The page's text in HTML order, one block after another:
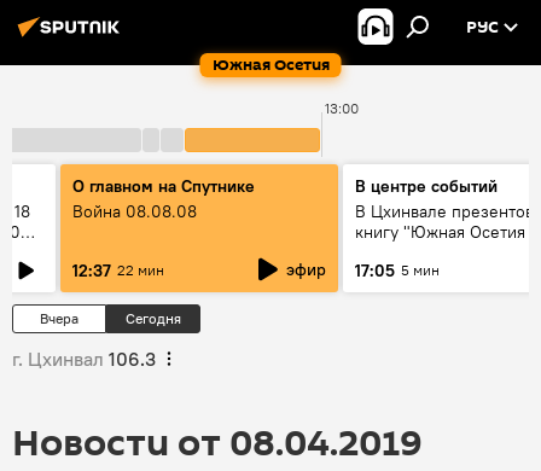
Южная Осетия
РУС
13:00
18
О главном на Спутнике
Война 08.08.08
12:37 22 мин эфир
В центре событий
В Цхинвале
книгу "Южная Осетия в
17:05 5 мин
Вчера Сегодня
г. Цхинвал 106.3
Новости от 08.04.2019